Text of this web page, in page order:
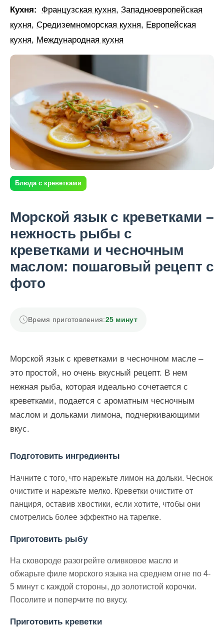
Кухня: Французская кухня, Западноевропейская
кухня, Средиземноморская кухня, Европейская
кухня, Международная кухня
Блюда с креветками
Морской язык с креветками –
нежность рыбы с
креветками и чесночным
маслом: пошаговый рецепт с
фото
Время приготовления:25 минут
Морской язык с креветками в чесночном масле –
это простой, но очень вкусный рецепт. В нем
нежная рыба, которая идеально сочетается с
креветками, подается с ароматным чесночным
маслом и дольками лимона, подчеркивающими
вкус.
Подготовить ингредиенты
Начните с того, что нарежьте лимон на дольки. Чеснок
очистите и нарежьте мелко. Креветки очистите от
панциря, оставив хвостики, если хотите, чтобы они
смотрелись более эффектно на тарелке.
Приготовить рыбу
На сковороде разогрейте оливковое масло и
обжарьте филе морского языка на среднем огне по 4-
5 минут с каждой стороны, до золотистой корочки.
Посолите и поперчите по вкусу.
Приготовить креветки